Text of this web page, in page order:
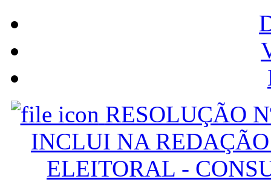
RESOLUÇÃO
INCLUI NA REDAÇÃO
ELEITORAL -